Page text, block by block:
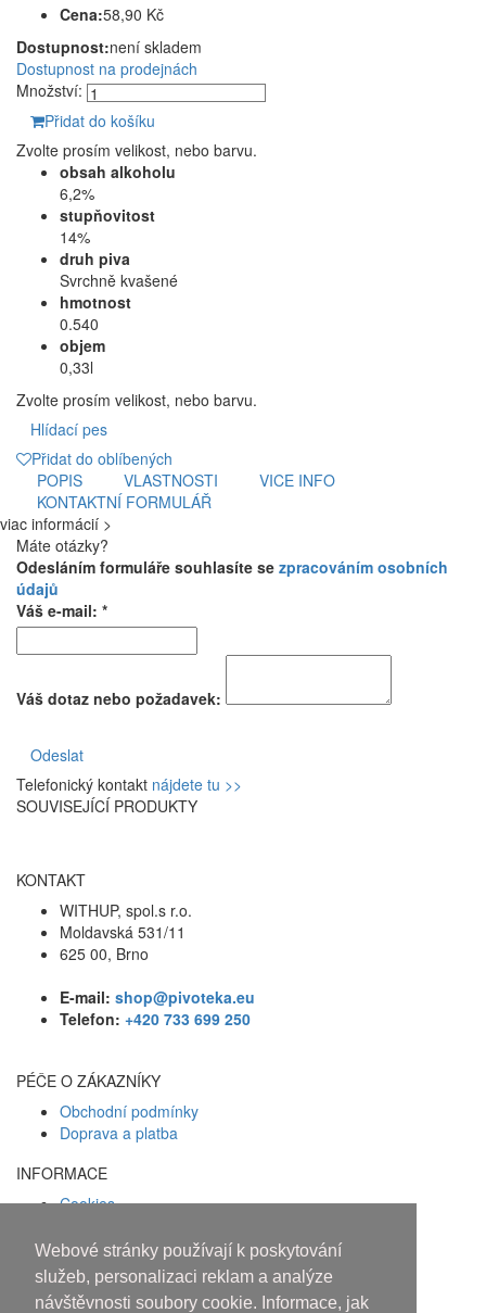
Webové stránky používají k poskytování
služeb, personalizaci reklam a analýze
návštěvnosti soubory cookie. Informace, jak
Cena:58,90 Kč
Dostupnost:není skladem
Dostupnost na prodejnách
Množství:
Přidat do košíku
Zvolte prosím velikost, nebo barvu.
obsah alkoholu
6,2%
stupňovitost
14%
druh piva
Svrchně kvašené
hmotnost
0.540
objem
0,33l
Zvolte prosím velikost, nebo barvu.
Hlídací pes
Přidat do oblíbených
POPIS
VLASTNOSTI
VICE INFO
KONTAKTNÍ FORMULÁŘ
viac informácií >
Máte otázky?
Odesláním formuláře souhlasíte se zpracováním osobních
údajů
Váš e-mail: *
Váš dotaz nebo požadavek:
Odeslat
Telefonický kontakt nájdete tu >>
SOUVISEJÍCÍ PRODUKTY
KONTAKT
WITHUP, spol.s r.o.
Moldavská 531/11
625 00, Brno
E-mail: shop@pivoteka.eu
Telefon: +420 733 699 250
PÉČE O ZÁKAZNÍKY
Obchodní podmínky
Doprava a platba
INFORMACE
Cookies
Facebook